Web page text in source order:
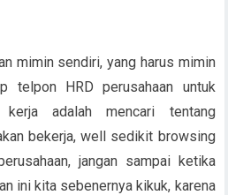
mimin sendiri, yang harus mimin
telpon HRD perusahaan untuk
kerja adalah mencari tentang
bekerja, well sedikit browsing
jangan sampai ketika
ini kita sebenernya kikuk, karena